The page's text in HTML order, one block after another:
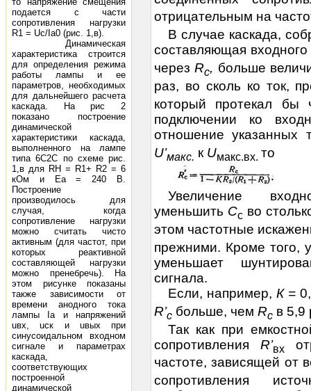
подается с части
сопротивления нагрузки
R1 = Uc/Ia0 (рис. 1,в).
Динамическая
характеристика строится
для определения режима
работы лампы и ее
параметров, необходимых
для дальнейшего расчета
каскада. На рис 2
показано построение
динамической
характеристики каскада,
выполненного на лампе
типа 6С2С по схеме рис.
1,в для RH = R1+ R2 = 6
кОм и Eа = 240 В.
Построение
производилось для
случая, когда
сопротивление нагрузки
можно считать чисто
активным (для частот, при
которых реактивной
составляющей нагрузки
можно пренебречь). На
этом рисунке показаны
также зависимости от
времени анодного тока
лампы Iа и напряжений
uвх, uск и uвых при
синусоидальном входном
сигнале и параметрах
каскада,
соответствующих
построенной
динамической
отрицательным на
В случае каскада,
составляющая
черезRc, больше
раз, во сколь ко ток,
который протекал бы
подключении ко
отношение
U’макс. к Uмакс.вх то
Увеличение
уменьшить Ссво
этом частотные
прежними. Кроме того,
уменьшает
сигнала.
Если, например, К =
R’c больше, чем Rc в 5,9
Так как при
сопротивленияR’вх
частоте, зависящей от
сопротивления